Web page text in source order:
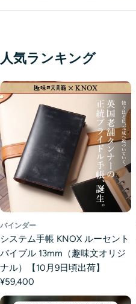
人気ランキング
バインダー
システム手帳 KNOX ルーセント
バイブル 13mm（趣味文オリジ
ナル）【10月9日頃出荷】
¥59,400